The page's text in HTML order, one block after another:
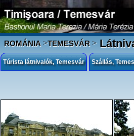
ROMÁNIA>TEMESVÁR>
Túrista látnivalók, Temesvár Szállás,